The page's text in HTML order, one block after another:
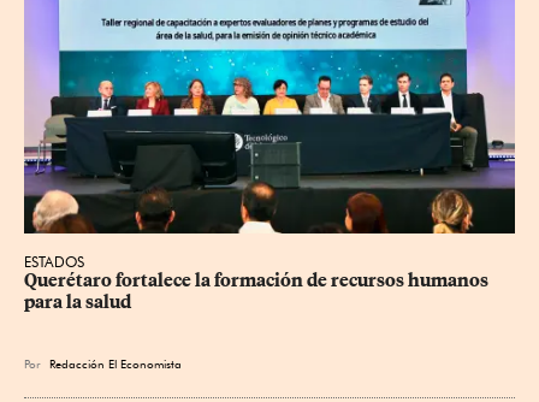
ESTADOS
Querétaro fortalece la formación de recursos humanos
para la salud
Por Redacción El Economista